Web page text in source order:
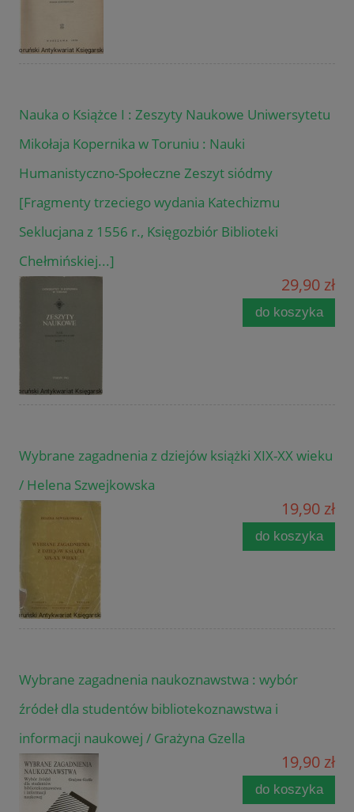
Nauka o Książce I : Zeszyty Naukowe Uniwersytetu
Mikołaja Kopernika w Toruniu : Nauki
Humanistyczno-Społeczne Zeszyt siódmy
[Fragmenty trzeciego wydania Katechizmu
Seklucjana z 1556 r., Księgozbiór Biblioteki
Chełmińskiej...]
29,90 zł
do koszyka
Wybrane zagadnenia z dziejów książki XIX-XX wieku
/ Helena Szwejkowska
19,90 zł
do koszyka
Wybrane zagadnenia naukoznawstwa : wybór
źródeł dla studentów bibliotekoznawstwa i
informacji naukowej / Grażyna Gzella
19,90 zł
do koszyka